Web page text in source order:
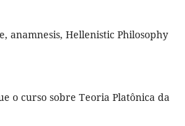
anamnesis­, Hellenistic Philosophy
o curso sobre Teoria Platônica da